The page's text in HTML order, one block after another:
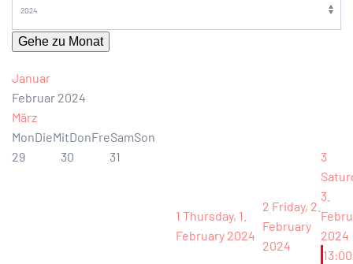
Gehe zu Monat
Januar
Februar 2024
März
MonDieMitDonFreSamSon
29
30 31
1 Thursday, 1.
February 2024
2 Friday, 2.
February
2024
3
3.
2024
13:00